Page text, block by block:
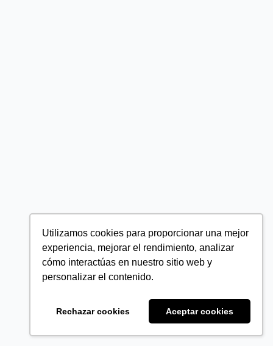
Utilizamos cookies para proporcionar una mejor
experiencia, mejorar el rendimiento, analizar
cómo interactúas en nuestro sitio web y
personalizar el contenido.
Rechazar cookies Aceptar cookies